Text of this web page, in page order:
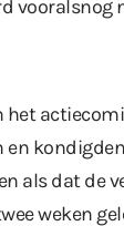
vooralsnog
het
als dat de
weken